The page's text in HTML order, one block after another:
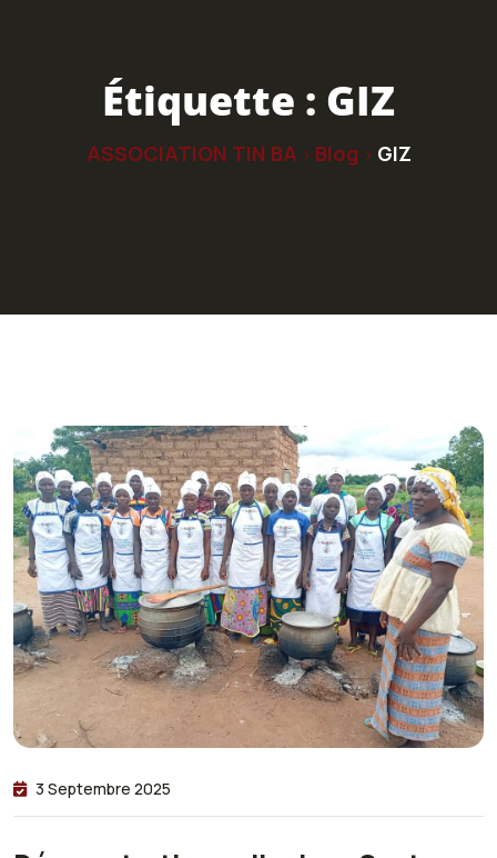
Étiquette : GIZ
ASSOCIATION TIN BA > Blog > GIZ
3 Septembre 2025